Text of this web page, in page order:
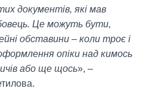
документів, які мав
Це можуть бути,
обставини – коли троє і
опіки над кимось
або ще щось», –